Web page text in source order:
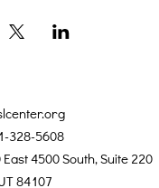
328-5608
4500 South, Suite 220
84107